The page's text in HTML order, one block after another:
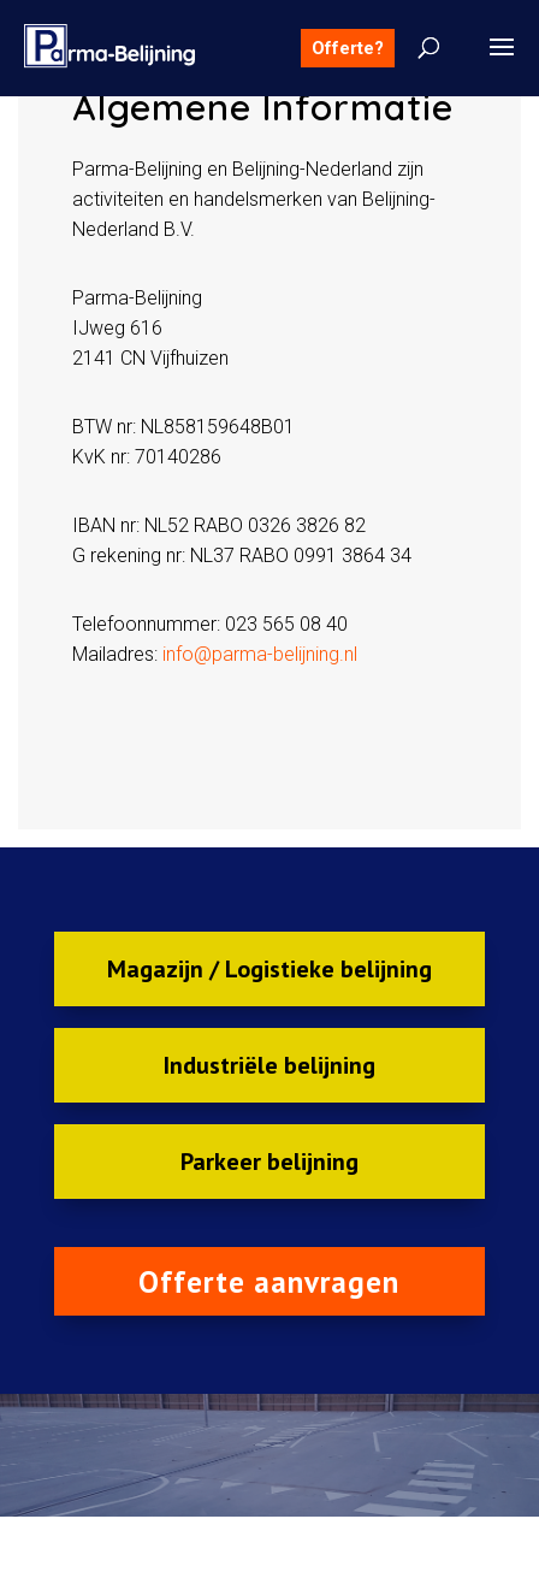
Offerte?
Algemene Informatie
Parma-Belijning en Belijning-Nederland zijn
activiteiten en handelsmerken van Belijning-
Nederland B.V.
Parma-Belijning
IJweg 616
2141 CN Vijfhuizen
BTW nr: NL858159648B01
KvK nr: 70140286
IBAN nr: NL52 RABO 0326 3826 82
G rekening nr: NL37 RABO 0991 3864 34
Telefoonnummer: 023 565 08 40
Mailadres: info@parma-belijning.nl
Magazijn / Logistieke belijning
Industriële belijning
Parkeer belijning
Offerte aanvragen